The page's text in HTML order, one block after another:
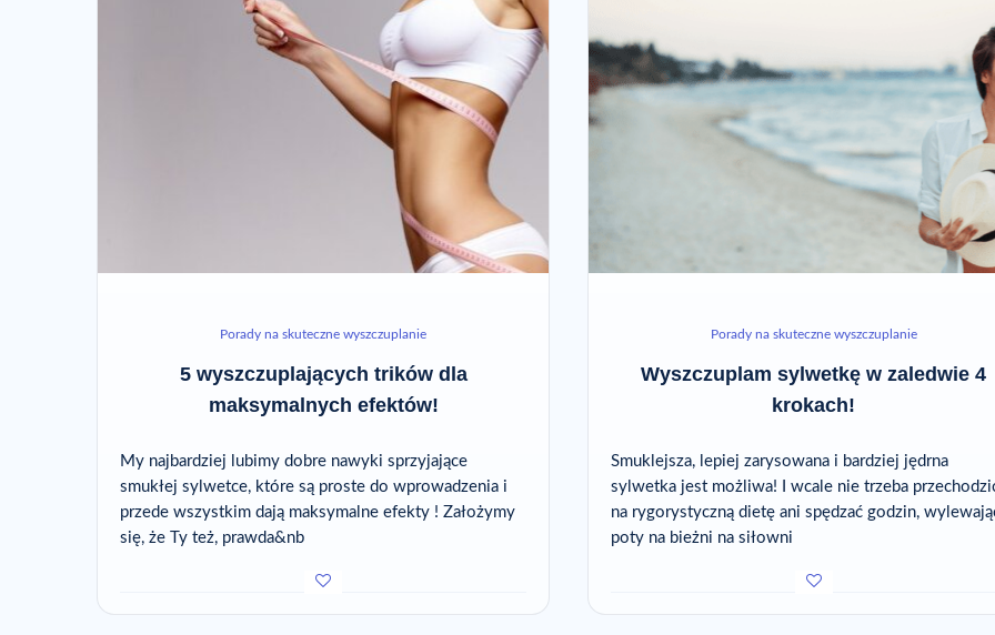
Porady na skuteczne wyszczuplanie
5 wyszczuplających trików dla
maksymalnych efektów!
My najbardziej lubimy dobre nawyki sprzyjające
smukłej sylwetce, które są proste do wprowadzenia i
przede wszystkim dają maksymalne efekty ! Założymy
się, że Ty też, prawda&nb
Porady na skuteczne wyszczuplanie
Wyszczuplam sylwetkę w zaledwie 4
krokach!
Smuklejsza, lepiej zarysowana i bardziej jędrna
sylwetka jest możliwa! I wcale nie trzeba
na rygorystyczną dietę ani spędzać godzin,
poty na bieżni na siłowni